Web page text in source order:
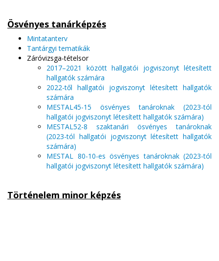
Ösvényes tanárképzés
Mintatanterv
Tantárgyi tematikák
Záróvizsga-tételsor
2017–2021 között hallgatói jogviszonyt létesített
hallgatók számára
2022-től hallgatói jogviszonyt létesített hallgatók
számára
MESTAL45-15 ösvényes tanároknak (2023-tól
hallgatói jogviszonyt létesített hallgatók számára)
MESTAL52-8 szaktanári ösvényes tanároknak
(2023-tól hallgatói jogviszonyt létesített hallgatók
számára)
MESTAL 80-10-es ösvényes tanároknak (2023-tól
hallgatói jogviszonyt létesített hallgatók számára)
Történelem minor képzés